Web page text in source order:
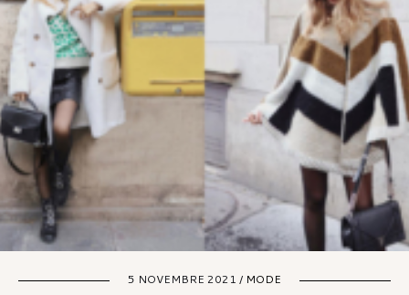
5 NOVEMBRE 2021 / MODE